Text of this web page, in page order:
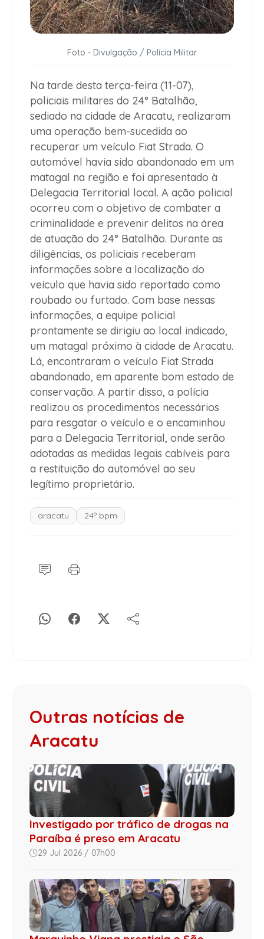
Foto - Divulgação / Polícia Militar
Na tarde desta terça-feira (11-07),
policiais militares do 24° Batalhão,
sediado na cidade de Aracatu, realizaram
uma operação bem-sucedida ao
recuperar um veículo Fiat Strada. O
automóvel havia sido abandonado em um
matagal na região e foi apresentado à
Delegacia Territorial local. A ação policial
ocorreu com o objetivo de combater a
criminalidade e prevenir delitos na área
de atuação do 24° Batalhão. Durante as
diligências, os policiais receberam
informações sobre a localização do
veículo que havia sido reportado como
roubado ou furtado. Com base nessas
informações, a equipe policial
prontamente se dirigiu ao local indicado,
um matagal próximo à cidade de Aracatu.
Lá, encontraram o veículo Fiat Strada
abandonado, em aparente bom estado de
conservação. A partir disso, a polícia
realizou os procedimentos necessários
para resgatar o veículo e o encaminhou
para a Delegacia Territorial, onde serão
adotadas as medidas legais cabíveis para
a restituição do automóvel ao seu
legítimo proprietário.
aracatu 24º bpm
Outras notícias de
Aracatu
Investigado por tráfico de drogas na
Paraíba é preso em Aracatu
29 Jul 2026 / 07h00